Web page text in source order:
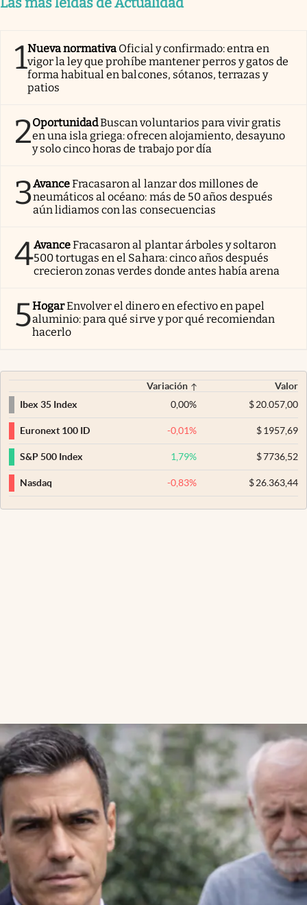
1Nueva normativa Oficial y confirmado: entra en
vigor la ley que prohíbe mantener perros y gatos de
forma habitual en balcones, sótanos, terrazas y
patios
2OportunidadBuscan voluntarios para vivir gratis
en una isla griega: ofrecen alojamiento, desayuno
y solo cinco horas de trabajo por día
3AvanceFracasaron al lanzar dos millones de
neumáticos al océano: más de 50 años después
aún lidiamos con las consecuencias
4AvanceFracasaron al plantar árboles y soltaron
500 tortugas en el Sahara: cinco años después
crecieron zonas verdes donde antes había arena
5HogarEnvolver el dinero en efectivo en papel
aluminio: para qué sirve y por qué recomiendan
hacerlo
Variación
Valor
Ibex 35 Index
0,00% $20.057,00
Euronext 100 ID -0,01% $1957,69
S&P 500 Index 1,79% $7736,52
Nasdaq -0,83% $26.363,44